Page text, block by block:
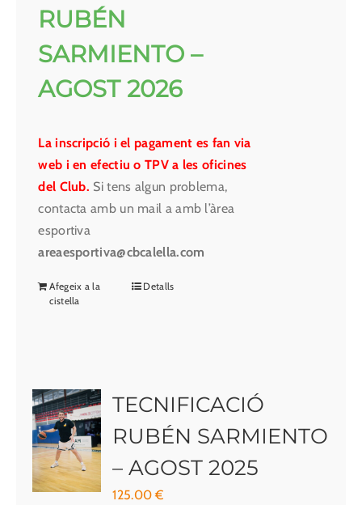
RUBÉN
SARMIENTO –
AGOST 2026
La inscripció i el pagament es fan via
web i en efectiu o TPV a les oficines
del Club. Si tens algun problema,
contacta amb un mail a amb l’àrea
esportiva
areaesportiva@cbcalella.com
Afegeix a la
cistella
Detalls
TECNIFICACIÓ
RUBÉN SARMIENTO
– AGOST 2025
125.00€